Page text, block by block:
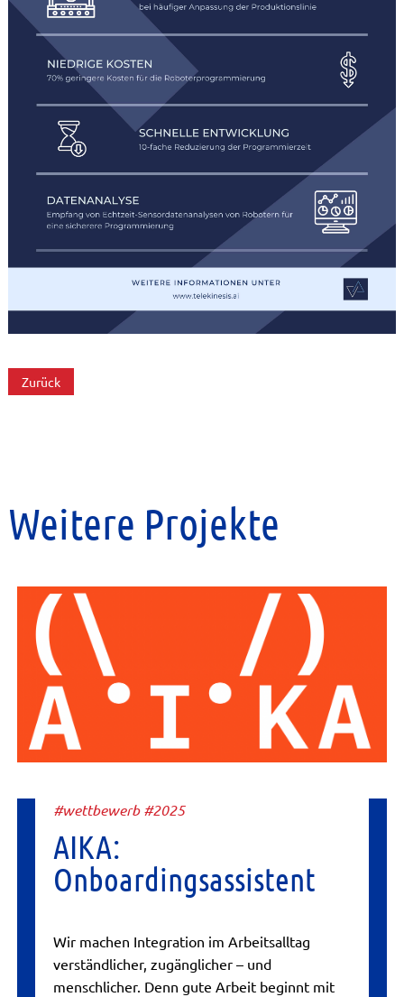
Zurück
Weitere Projekte
#wettbewerb #2025
AIKA:
Onboardingsassistent
Wir machen Integration im Arbeitsalltag
verständlicher, zugänglicher – und
menschlicher. Denn gute Arbeit beginnt mit